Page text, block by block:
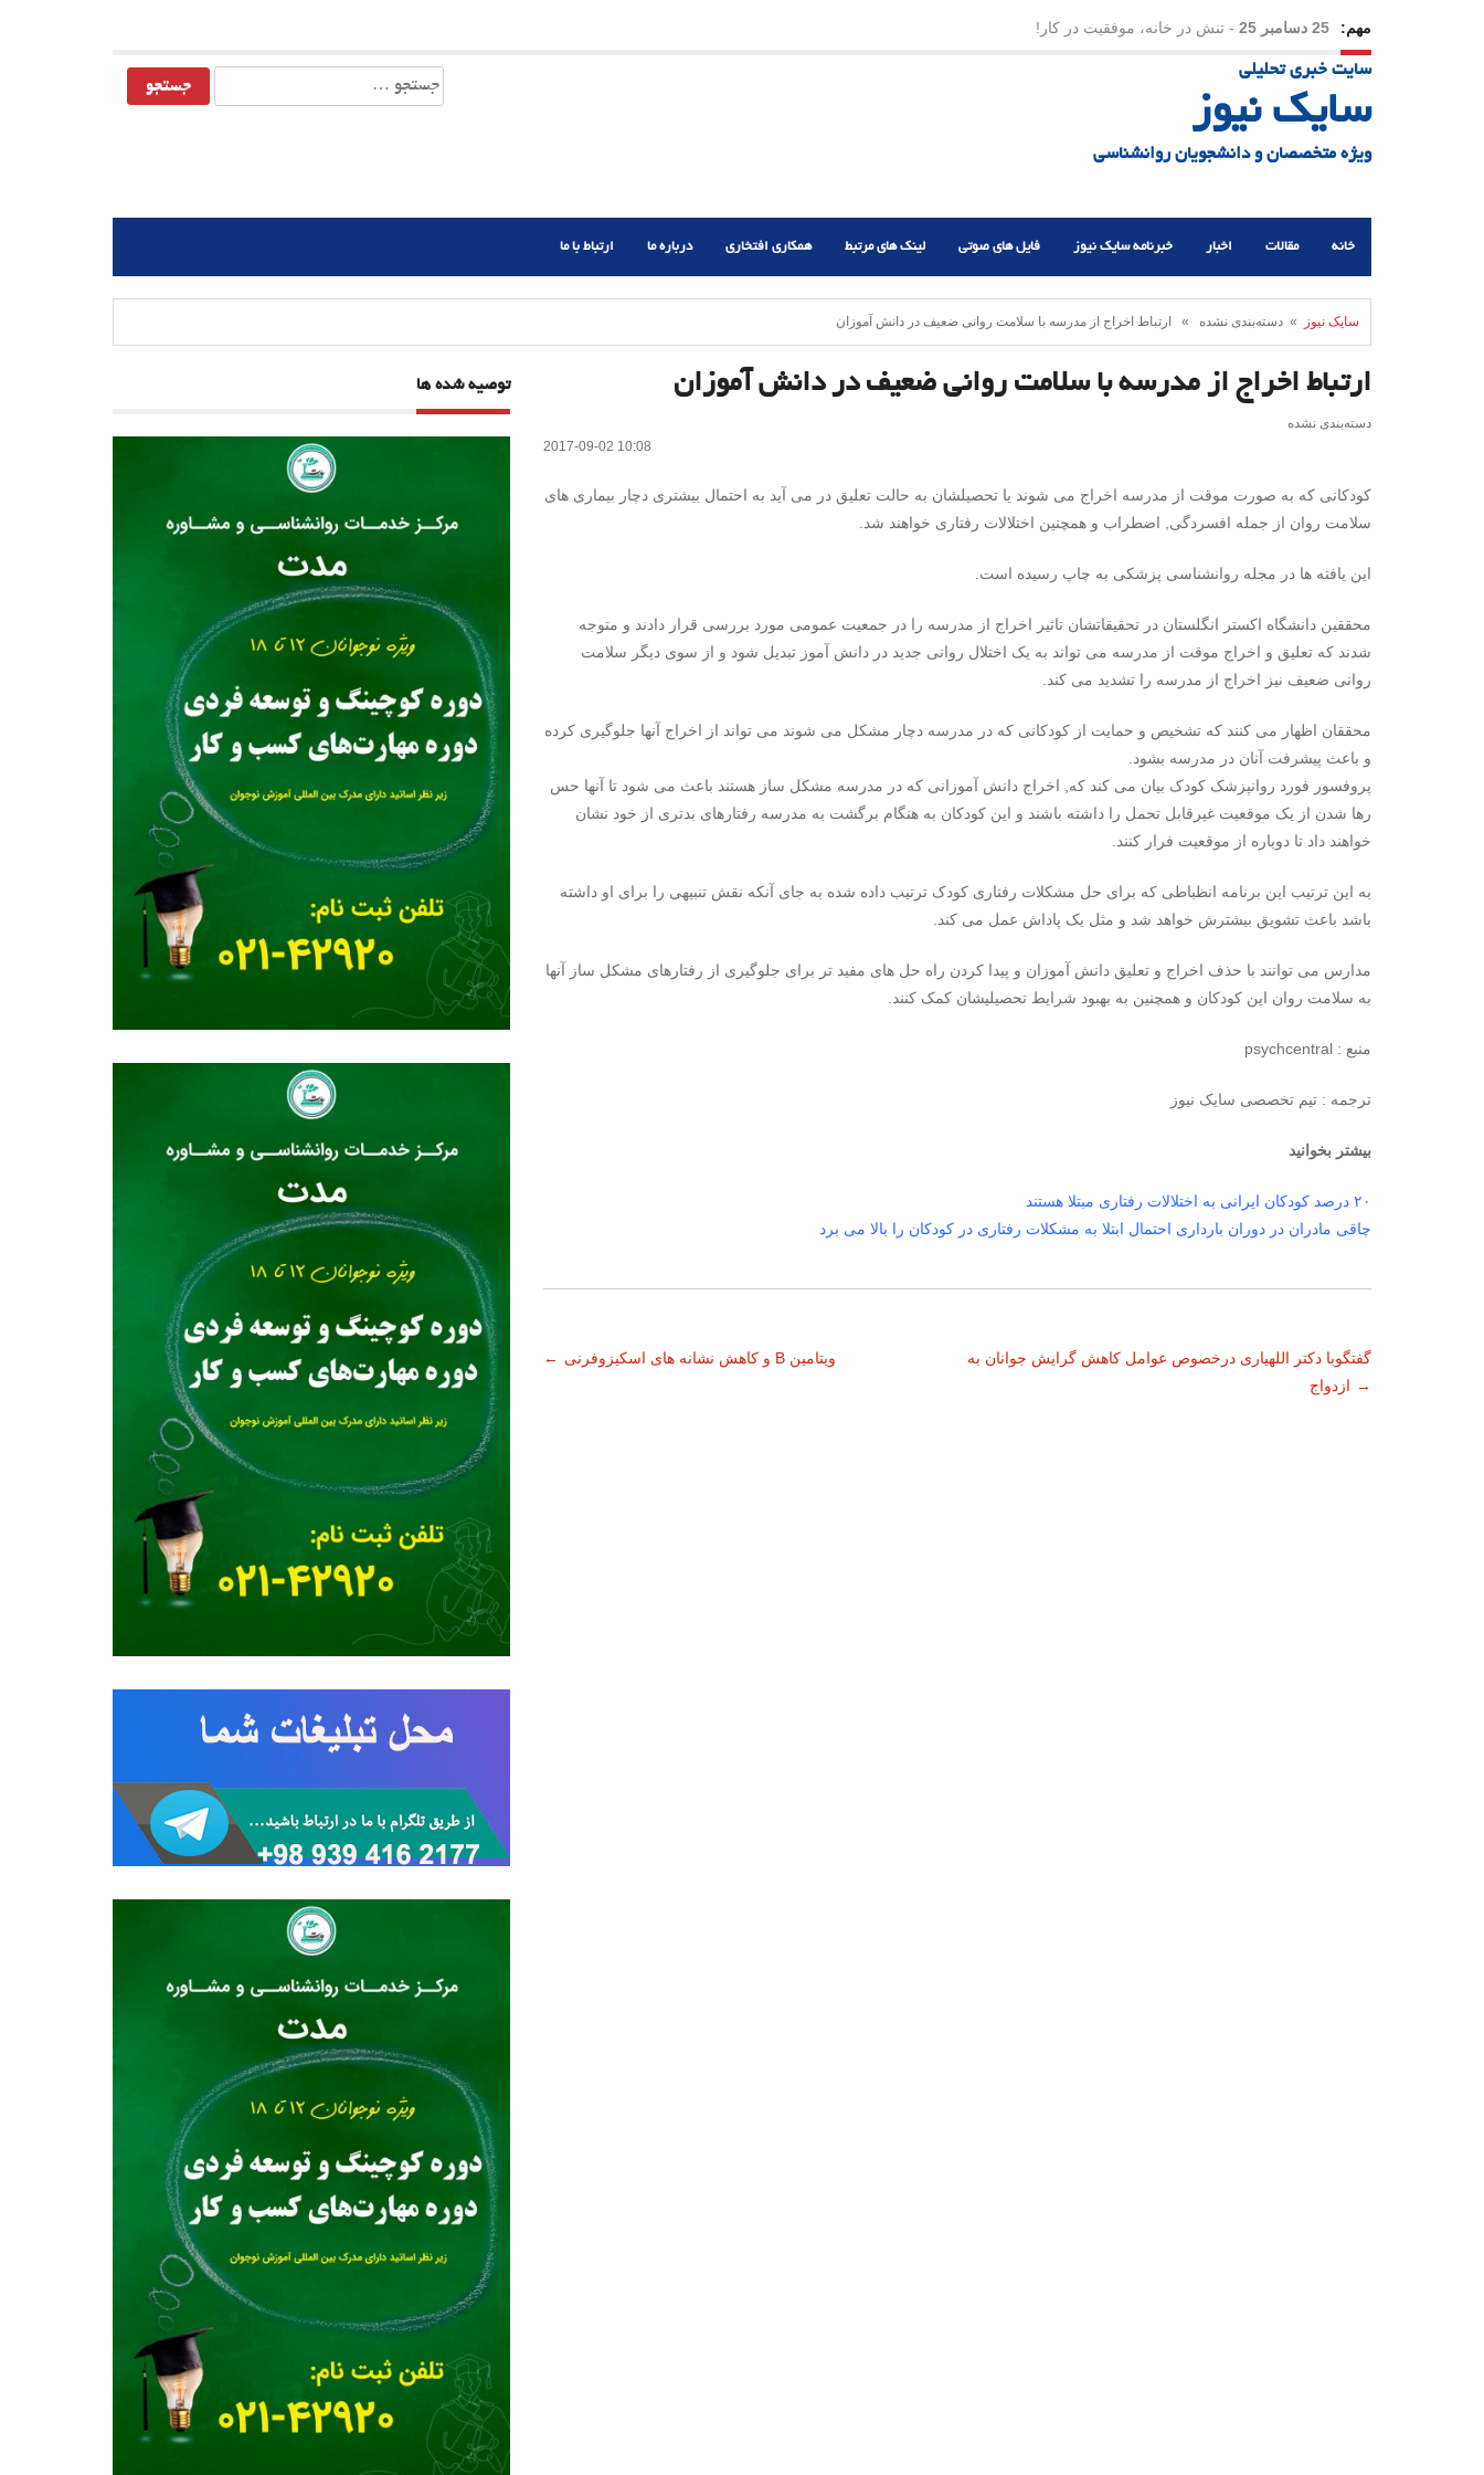
مهم: 25 دسامبر 25 - تنش در خانه، موفقیت در کار!
23 دسامبر 25
سایت خبری تحلیلی
سایک نیوز
ویژه متخصصان و دانشجویان روانشناسی
جستجو
برای:
خانه مقالات اخبار خبرنامه سایک نیوز فایل های صوتی لینک های مرتبط همکاری افتخاری درباره ما ارتباط با ما
سایک نیوز » دسته‌بندی نشده » ارتباط اخراج از مدرسه با سلامت روانی ضعیف در دانش آموزان
ارتباط اخراج از مدرسه با سلامت روانی ضعیف در دانش آموزان
دسته‌بندی نشده
2017-09-02 10:08
کودکانی که به صورت موقت از مدرسه اخراج می شوند یا تحصیلشان به حالت تعلیق در می آید به احتمال بیشتری دچار بیماری های
سلامت روان از جمله افسردگی, اضطراب و همچنین اختلالات رفتاری خواهند شد.
این یافته ها در مجله روانشناسی پزشکی به چاپ رسیده است.
محققین دانشگاه اکستر انگلستان در تحقیقاتشان تاثیر اخراج از مدرسه را در جمعیت عمومی مورد بررسی قرار دادند و متوجه
شدند که تعلیق و اخراج موقت از مدرسه می تواند به یک اختلال روانی جدید در دانش آموز تبدیل شود و از سوی دیگر سلامت
روانی ضعیف نیز اخراج از مدرسه را تشدید می کند.
محققان اظهار می کنند که تشخیص و حمایت از کودکانی که در مدرسه دچار مشکل می شوند می تواند از اخراج آنها جلوگیری کرده
و باعث پیشرفت آنان در مدرسه بشود.
پروفسور فورد روانپزشک کودک بیان می کند که, اخراج دانش آموزانی که در مدرسه مشکل ساز هستند باعث می شود تا آنها حس
رها شدن از یک موقعیت غیرقابل تحمل را داشته باشند و این کودکان به هنگام برگشت به مدرسه رفتارهای بدتری از خود نشان
خواهند داد تا دوباره از موقعیت فرار کنند.
به این ترتیب این برنامه انظباطی که برای حل مشکلات رفتاری کودک ترتیب داده شده به جای آنکه نقش تنبیهی را برای او داشته
باشد باعث تشویق بیشترش خواهد شد و مثل یک پاداش عمل می کند.
مدارس می توانند با حذف اخراج و تعلیق دانش آموزان و پیدا کردن راه حل های مفید تر برای جلوگیری از رفتارهای مشکل ساز آنها
به سلامت روان این کودکان و همچنین به بهبود شرایط تحصیلیشان کمک کنند.
منبع : psychcentral
ترجمه : تیم تخصصی سایک نیوز
بیشتر بخوانید
۲۰ درصد کودکان ایرانی به اختلالات رفتاری مبتلا هستند
چاقی مادران در دوران بارداری احتمال ابتلا به مشکلات رفتاری در کودکان را بالا می برد
ناوبری
نوشته
← ویتامین B و کاهش نشانه های اسکیزوفرنی
گفتگوبا دکتر اللهیاری درخصوص عوامل کاهش گرایش جوانان به
ازدواج →
توصیه شده ها